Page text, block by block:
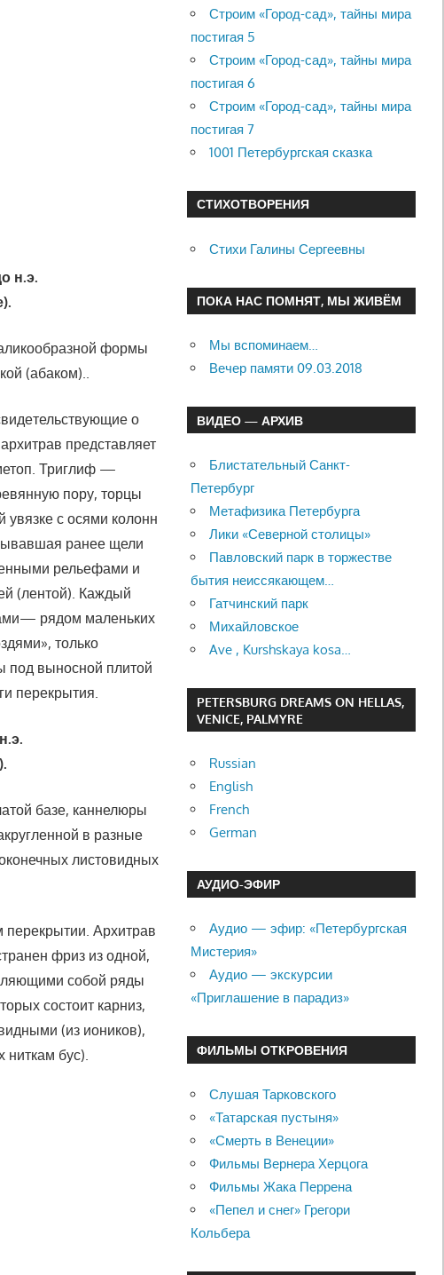
н.э.
формы
(абаком)..
о
представляет
Триглиф —
пору, торцы
с осями колонн
ранее щели
рельефами и
(лентой). Каждый
рядом маленьких
только
под выносной плитой
перекрытия.
базе, каннелюры
в разные
листовидных
Архитрав
фриз из одной,
собой ряды
состоит карниз,
(из иоников),
бус).
Строим «Город-сад», тайны мира
постигая 5
Строим «Город-сад», тайны мира
постигая 6
Строим «Город-сад», тайны мира
постигая 7
1001 Петербургская сказка
СТИХОТВОРЕНИЯ
Стихи Галины Сергеевны
ПОКА НАС ПОМНЯТ, МЫ ЖИВЁМ
Мы вспоминаем…
Вечер памяти 09.03.2018
ВИДЕО — АРХИВ
Блистательный Санкт-
Петербург
Метафизика Петербурга
Лики «Северной столицы»
Павловский парк в торжестве
бытия неиссякающем…
Гатчинский парк
Михайловское
Ave , Kurshskaya kosa…
PETERSBURG DREAMS ON HELLAS,
VENICE, PALMYRE
Russian
English
French
German
АУДИО-ЭФИР
Аудио — эфир: «Петербургская
Мистерия»
Аудио — экскурсии
«Приглашение в парадиз»
ФИЛЬМЫ ОТКРОВЕНИЯ
Слушая Тарковского
«Татарская пустыня»
«Смерть в Венеции»
Фильмы Вернера Херцога
Фильмы Жака Перрена
«Пепел и снег» Грегори
Кольбера